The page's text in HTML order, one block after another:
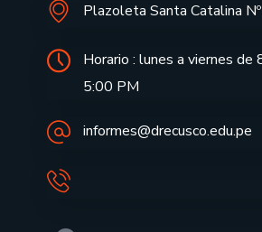
Plazoleta Santa Catalina
Horario : lunes a viernes de
5:00 PM
informes@drecusco.edu.pe